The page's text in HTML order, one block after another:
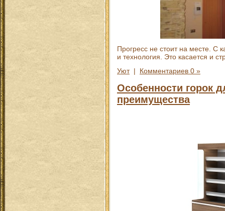
Прогресс не стоит на месте. С
и технология. Это касается и
Уют| Комментариев 0 »
Особенности горок
преимущества